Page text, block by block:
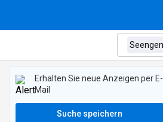
Erhalten Sie neue Anzeigen per E-
Mail
Suche speichern